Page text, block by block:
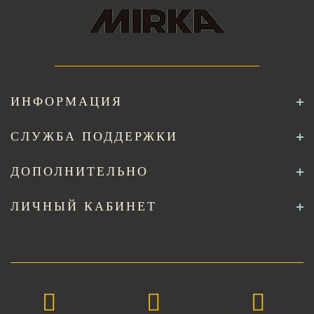
ИНФОРМАЦИЯ
СЛУЖБА ПОДДЕРЖКИ
ДОПОЛНИТЕЛЬНО
ЛИЧНЫЙ КАБИНЕТ